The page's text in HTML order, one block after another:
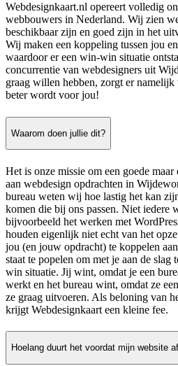
Webdesignkaart.nl opereert volledig
webbouwers in Nederland. Wij zien
beschikbaar zijn en goed zijn in het
Wij maken een koppeling tussen jou
waardoor er een win-win situatie
concurrentie van webdesigners uit
graag willen hebben, zorgt er
beter wordt voor jou!
Waarom doen jullie dit?
Het is onze missie om een goede
aan webdesign opdrachten in
bureau weten wij hoe lastig het kan
komen die bij ons passen. Niet iedere
bijvoorbeeld het werken met
houden eigenlijk niet echt van het
jou (en jouw opdracht) te koppelen
staat te popelen om met je aan de
win situatie. Jij wint, omdat je een
werkt en het bureau wint, omdat ze
ze graag uitvoeren. Als beloning van
krijgt Webdesignkaart een kleine fee.
Hoelang duurt het voordat mijn website